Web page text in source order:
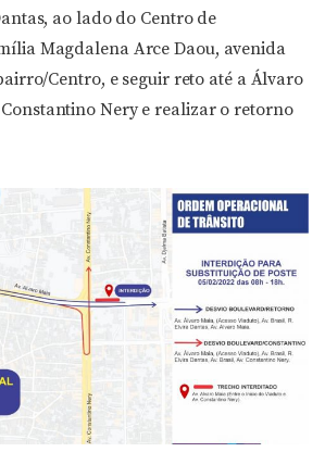
ao lado do Centro de
Magdalena Arce Daou, avenida
Centro, e seguir reto até a Álvaro
Nery e realizar o retorno